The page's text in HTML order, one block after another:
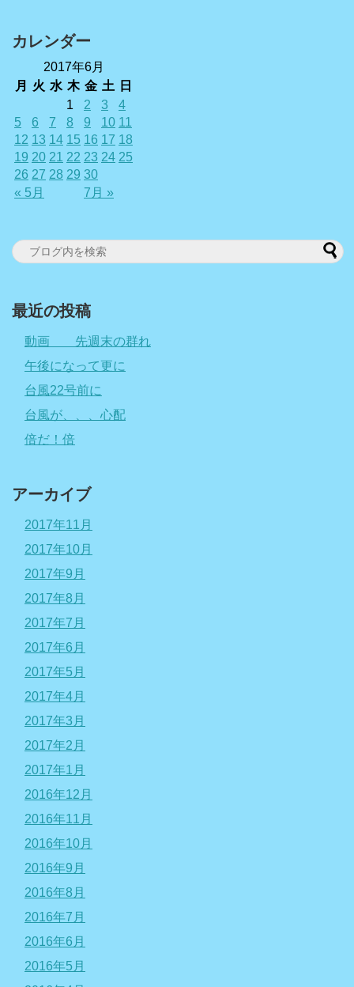
カレンダー
2017年6月
月
火 水 木 金 土 日
« 5月 7月 »
1 2 3
4
5
6 7 8 9 10 11
12 13 14 15 16 17 18
19 20 21 22 23 24 25
26 27 28 29 30
最近の投稿
動画 先週末の群れ
午後になって更に
台風22号前に
台風が、、、心配
倍だ！倍
アーカイブ
2017年11月
2017年10月
2017年9月
2017年8月
2017年7月
2017年6月
2017年5月
2017年4月
2017年3月
2017年2月
2017年1月
2016年12月
2016年11月
2016年10月
2016年9月
2016年8月
2016年7月
2016年6月
2016年5月